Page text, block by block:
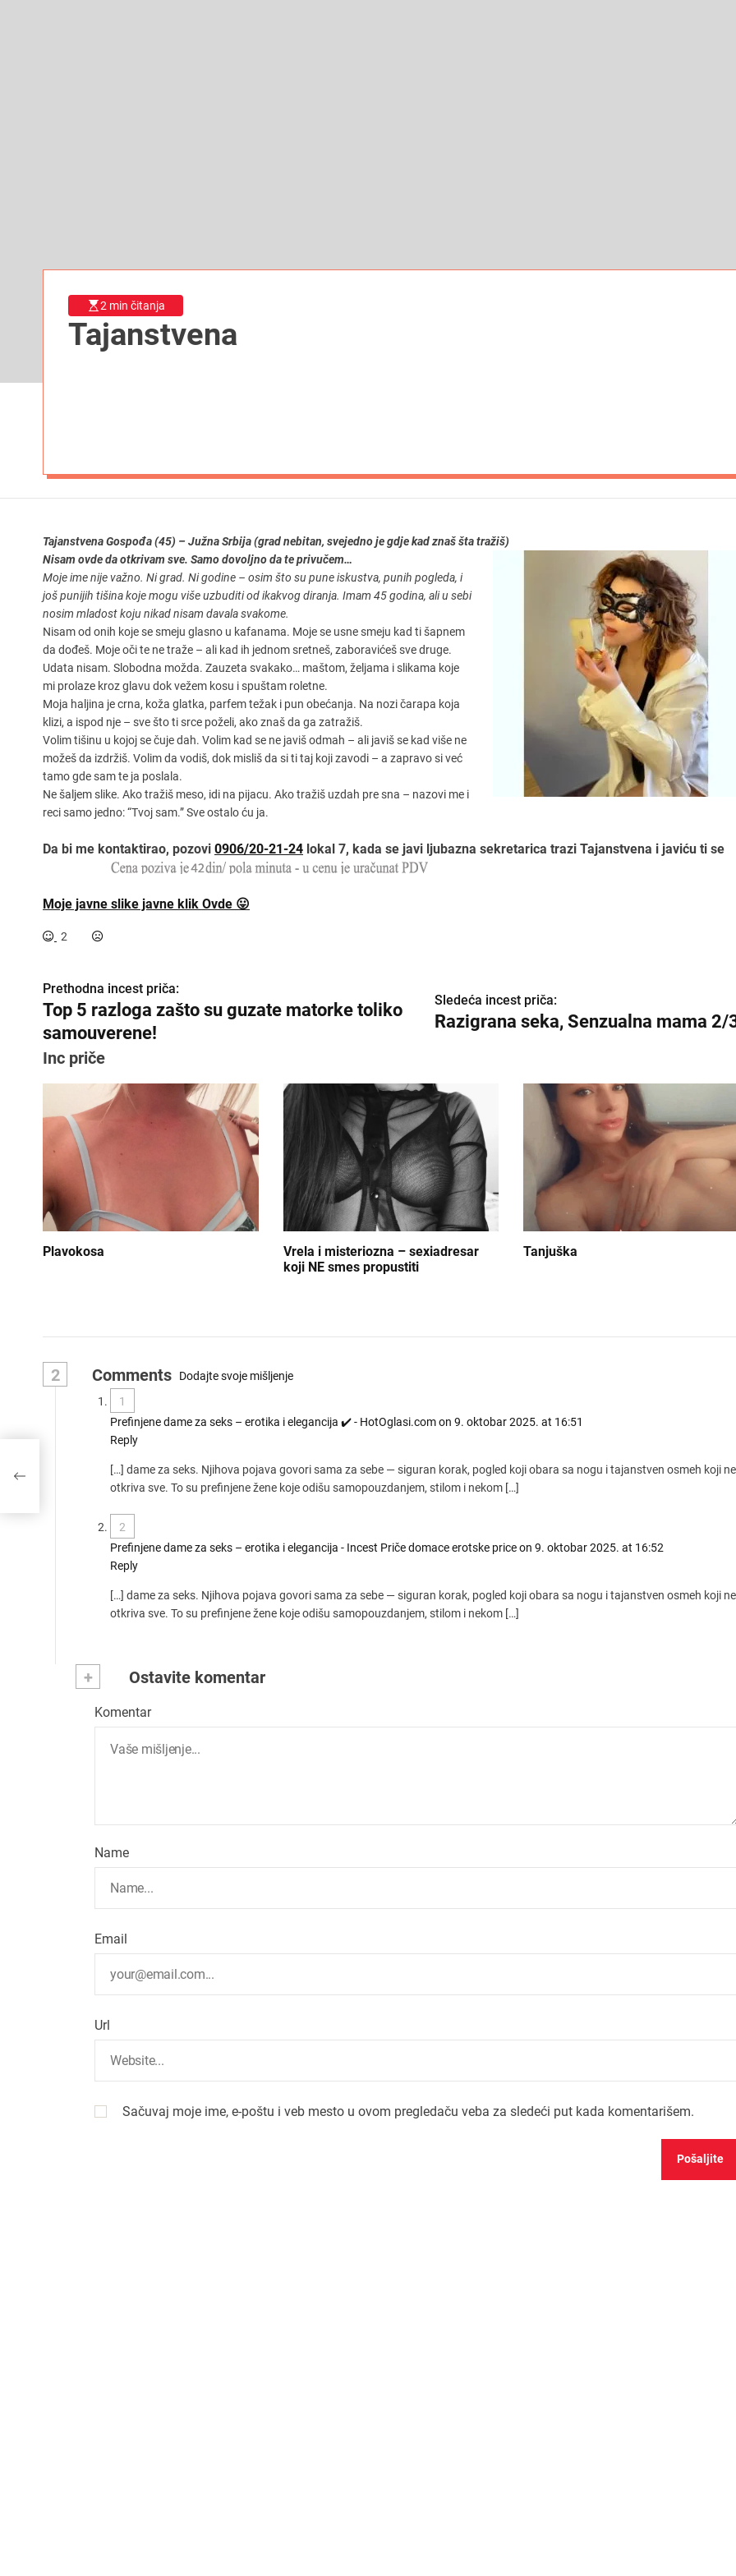
2 min čitanja
Tajanstvena
Tajanstvena Gospođa (45) – Južna Srbija (grad nebitan, svejedno je gdje kad znaš šta tražiš)
Nisam ovde da otkrivam sve. Samo dovoljno da te privučem…
Moje ime nije važno. Ni grad. Ni godine – osim što su pune iskustva, punih pogleda, i
još punijih tišina koje mogu više uzbuditi od ikakvog diranja. Imam 45 godina, ali u sebi
nosim mladost koju nikad nisam davala svakome.
Nisam od onih koje se smeju glasno u kafanama. Moje se usne smeju kad ti šapnem
da dođeš. Moje oči te ne traže – ali kad ih jednom sretneš, zaboravićeš sve druge.
Udata nisam. Slobodna možda. Zauzeta svakako… maštom, željama i slikama koje
mi prolaze kroz glavu dok vežem kosu i spuštam roletne.
Moja haljina je crna, koža glatka, parfem težak i pun obećanja. Na nozi čarapa koja
klizi, a ispod nje – sve što ti srce poželi, ako znaš da ga zatražiš.
Volim tišinu u kojoj se čuje dah. Volim kad se ne javiš odmah – ali javiš se kad više ne
možeš da izdržiš. Volim da vodiš, dok misliš da si ti taj koji zavodi – a zapravo si već
tamo gde sam te ja poslala.
Ne šaljem slike. Ako tražiš meso, idi na pijacu. Ako tražiš uzdah pre sna – nazovi me i
reci samo jedno: “Tvoj sam.” Sve ostalo ću ja.
Da bi me kontaktirao, pozovi 0906/20-21-24 lokal 7, kada se javi ljubazna sekretarica trazi Tajanstvena i javiću ti se
Moje javne slike javne klik Ovde 😛
2
K
r
e
t
a
j
e
č
n
k
Prethodna incest priča:
Top 5 razloga zašto su guzate matorke toliko
samouverene!
Sledeća incest priča:
Razigrana seka, Senzualna mama 2/
Inc priče
Plavokosa
Vrela i misteriozna – sexiadresar
koji NE smes propustiti
Tanjuška
2 Comments
Dodajte svoje mišljenje
1
Prefinjene dame za seks – erotika i elegancija ✔️ - HotOglasi.comon 9. oktobar 2025. at 16:51
Reply
[…] dame za seks. Njihova pojava govori sama za sebe — siguran korak, pogled koji obara sa nogu i tajanstven osmeh koji ne
otkriva sve. To su prefinjene žene koje odišu samopouzdanjem, stilom i nekom […]
2
Prefinjene dame za seks – erotika i elegancija - Incest Priče domace erotske priceon 9. oktobar 2025. at 16:52
Reply
[…] dame za seks. Njihova pojava govori sama za sebe — siguran korak, pogled koji obara sa nogu i tajanstven osmeh koji ne
otkriva sve. To su prefinjene žene koje odišu samopouzdanjem, stilom i nekom […]
+ Ostavite komentar
Komentar
Name
Email
Url
Sačuvaj moje ime, e-poštu i veb mesto u ovom pregledaču veba za sledeći put kada komentarišem.